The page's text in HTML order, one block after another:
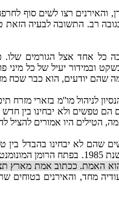
רצו לשים סוף לחרפה
רב. התשובה לבעיה
כל אחד אצל הגורמים
ובמידור יעיל של כל מיני
שהם יודעים, הוא כבר שכח
לניהול מו''מ בזארי
טפשים ולא יבחינו בין
היו אמורים
שהם לא יבחינו בהבדל
''
הוא האמת. ככתוב אמת מארץ
מחד, והאירנים